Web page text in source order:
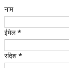
नाम
ईमेल*
संदेश *